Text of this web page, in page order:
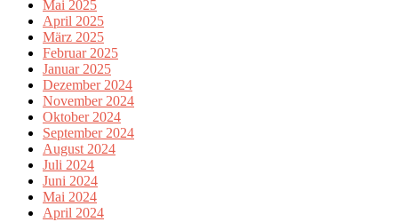
Mai 2025
April 2025
März 2025
Februar 2025
Januar 2025
Dezember 2024
November 2024
Oktober 2024
September 2024
August 2024
Juli 2024
Juni 2024
Mai 2024
April 2024